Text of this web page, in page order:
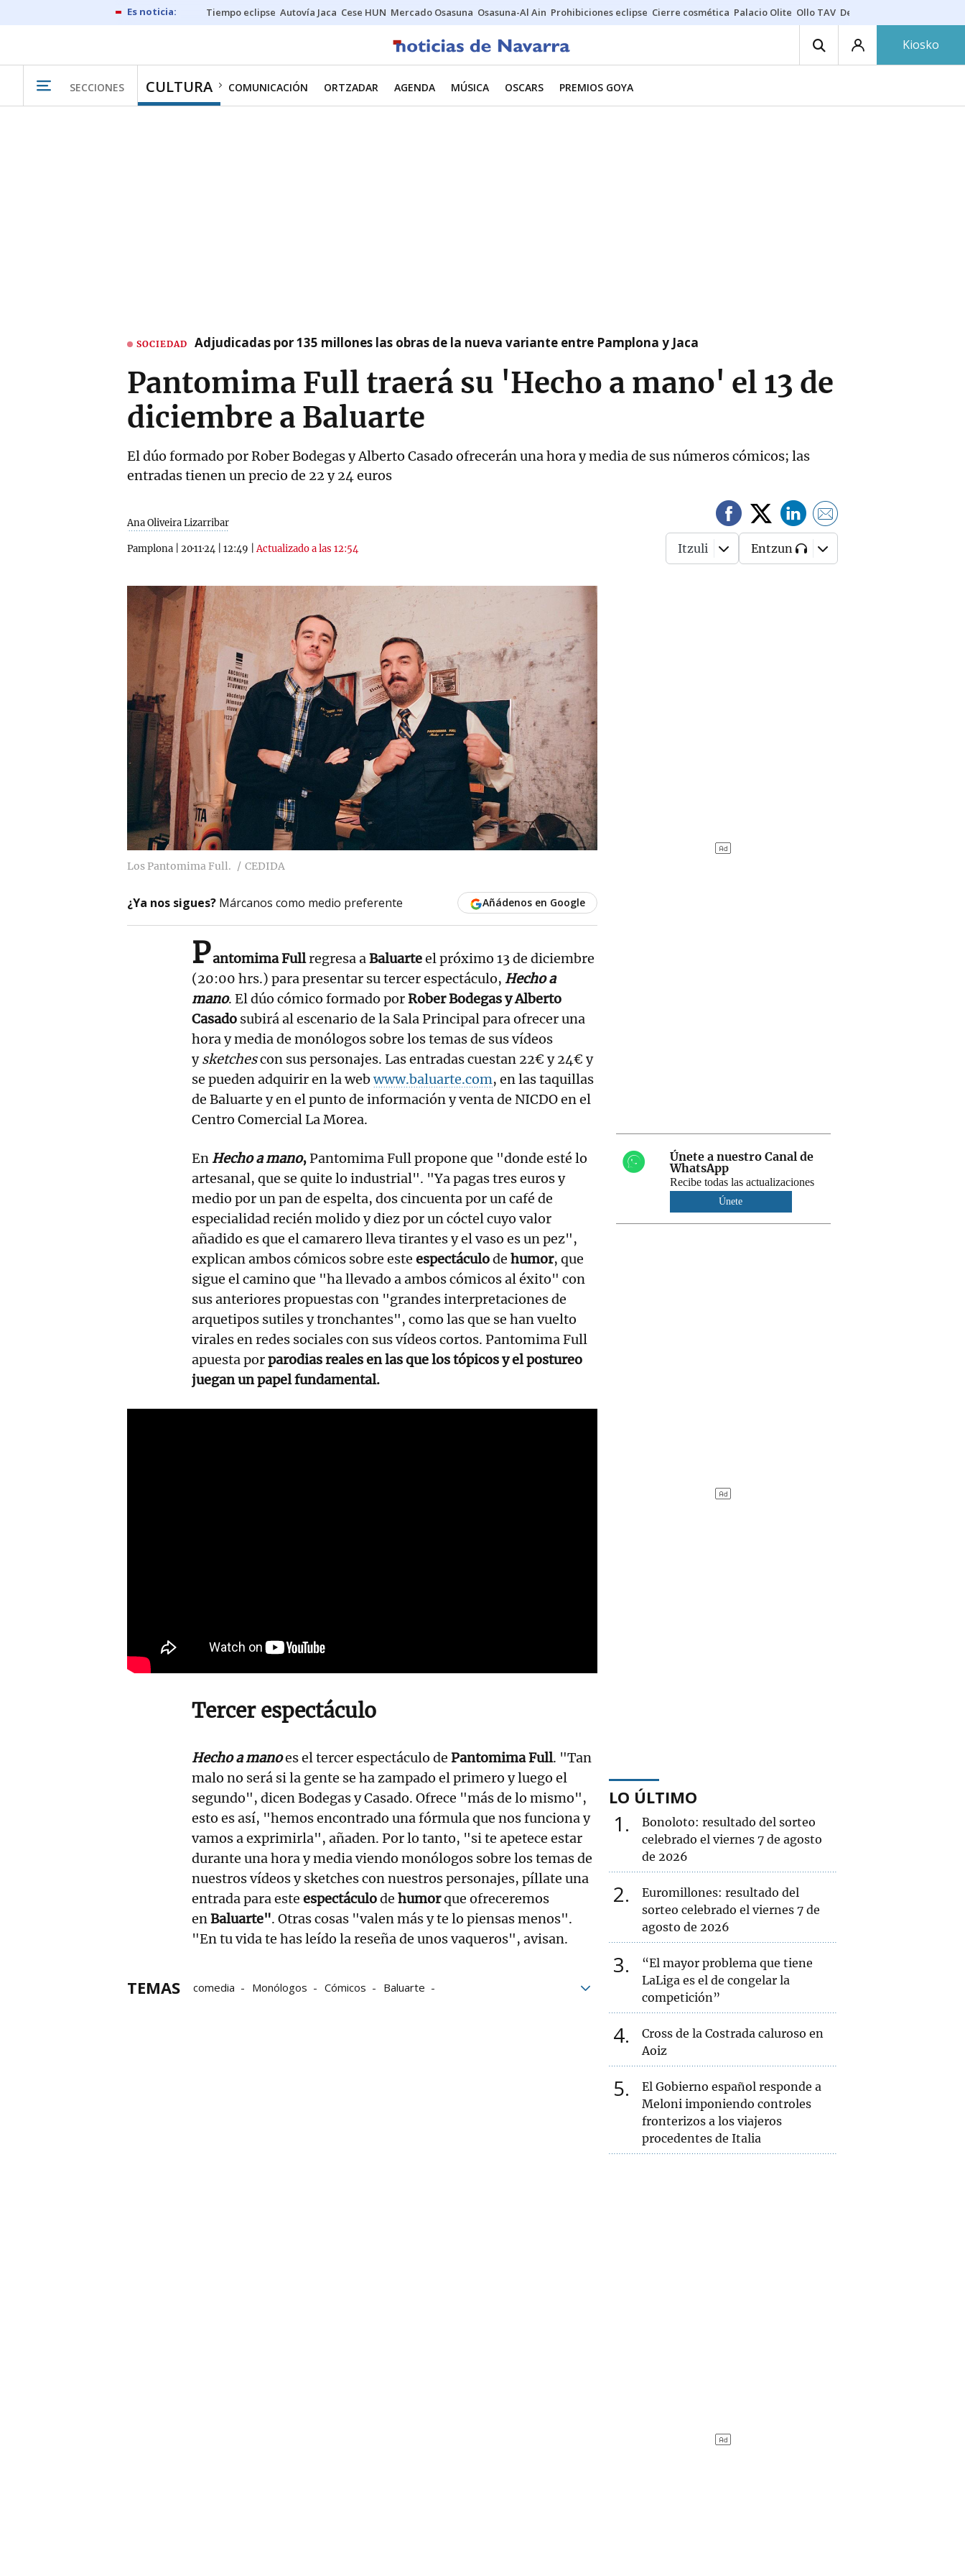
Tiempo eclipse Autovía Jaca Cese HUN Mercado Osasuna Osasuna-Al Ain Prohibiciones eclipse Cierre cosmética Palacio Olite Ollo TAV Derrama vecinos
Kiosko
SECCIONES CULTURA COMUNICACIÓN ORTZADAR AGENDA MÚSICA OSCARS PREMIOS GOYA
SOCIEDAD Adjudicadas por 135 millones las obras de la nueva variante entre Pamplona y Jaca
Pantomima Full traerá su 'Hecho a mano' el 13 de
diciembre a Baluarte
El dúo formado por Rober Bodegas y Alberto Casado ofrecerán una hora y media de sus números cómicos; las
entradas tienen un precio de 22 y 24 euros
Ana Oliveira Lizarribar
Pamplona 20·11·24 12:49 |Actualizado a las 12:54 Itzuli Entzun
Los Pantomima Full. CEDIDA
¿Ya nos sigues? Márcanos como medio preferente Añádenos en Google
Pantomima Fullregresa aBaluarteel próximo 13 de diciembre
(20:00 hrs.) para presentar su tercer espectáculo, Hecho a
mano. El dúo cómico formado porRober Bodegas y Alberto
Casado subirá al escenario de la Sala Principal para ofrecer una
hora y media de monólogos sobre los temas de sus vídeos
ysketchescon sus personajes. Las entradas cuestan 22€ y 24€ y
se pueden adquirir en la webwww.baluarte.com, en las taquillas
de Baluarte y en el punto de información y venta de NICDO en el
Centro Comercial La Morea.
En Hecho a mano,Pantomima Full propone que "donde esté lo
artesanal, que se quite lo industrial". "Ya pagas tres euros y
medio por un pan de espelta, dos cincuenta por un café de
especialidad recién molido y diez por un cóctel cuyo valor
añadido es que el camarero lleva tirantes y el vaso es un pez",
explican ambos cómicos sobre este espectáculode humor, que
sigue el camino que "ha llevado a ambos cómicos al éxito" con
sus anteriores propuestas con "grandes interpretaciones de
arquetipos sutiles y tronchantes", como las que se han vuelto
virales en redes sociales con sus vídeos cortos. Pantomima Full
apuesta porparodias reales en las que los tópicos y el postureo
juegan un papel fundamental.
Tercer espectáculo
Hecho a manoes el tercer espectáculo de Pantomima Full. "Tan
malo no será si la gente se ha zampado el primero y luego el
segundo", dicen Bodegas y Casado. Ofrece "más de lo mismo",
esto es así, "hemos encontrado una fórmula que nos funciona y
vamos a exprimirla", añaden. Por lo tanto, "si te apetece estar
durante una hora y media viendo monólogos sobre los temas de
nuestros vídeos y sketches con nuestros personajes, píllate una
entrada para este espectáculode humorque ofreceremos
enBaluarte". Otras cosas "valen más y te lo piensas menos".
"En tu vida te has leído la reseña de unos vaqueros", avisan.
TEMAS comedia Monólogos Cómicos
Baluarte
Únete a nuestro Canal de
WhatsApp
Recibe todas las actualizaciones
Únete
LO ÚLTIMO
1
Bonoloto: resultado del sorteo
celebrado el viernes 7 de agosto
de 2026
2
Euromillones: resultado del
sorteo celebrado el viernes 7 de
agosto de 2026
3
“El mayor problema que tiene
LaLiga es el de congelar la
competición”
4
Cross de la Costrada caluroso en
Aoiz
5
El Gobierno español responde a
Meloni imponiendo controles
fronterizos a los viajeros
procedentes de Italia